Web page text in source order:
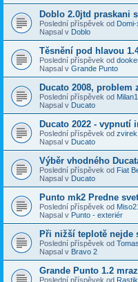
Doblo 2.0jtd praskani
Poslední příspěvek od Domi-
Napsal v Doblo
Těsnění pod hlavou
Poslední příspěvek od
Napsal v Grande Punto
Ducato 2008, problem
Poslední příspěvek od
Napsal v Ducato
Ducato 2022 - vypnutí
Poslední příspěvek od zvirek
Napsal v Ducato
Výběr vhodného
Poslední příspěvek od Fiat
Napsal v Ducato
Punto mk2 Predne
Poslední příspěvek od
Napsal v Punto - exteriér
Při nižší teplotě nejde
Poslední příspěvek od
Napsal v Bravo 2
Grande Punto 1.2
Poslední příspěvek od Rastik